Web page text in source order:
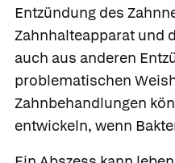
Entzündung des
Zahnhalteapparat und
auch aus anderen
problematischen
Zahnbehandlungen
entwickeln, wenn